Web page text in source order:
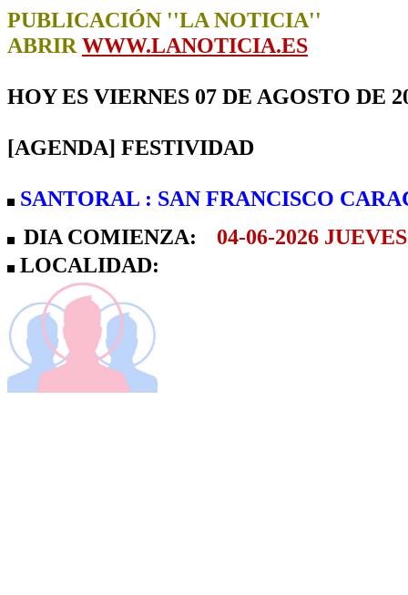
PUBLICACIÓN ''LA NOTICIA''
ABRIR WWW.LANOTICIA.ES
HOY ES VIERNES 07 DE AGOSTO DE
[AGENDA] FESTIVIDAD
SANTORAL : SAN FRANCISCO
DIA COMIENZA:
04-06-2026
LOCALIDAD: